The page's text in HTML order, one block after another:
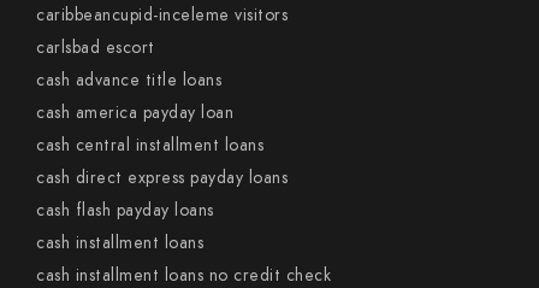
caribbeancupid-inceleme visitors
carlsbad escort
cash advance title loans
cash america payday loan
cash central installment loans
cash direct express payday loans
cash flash payday loans
cash installment loans
cash installment loans no credit check